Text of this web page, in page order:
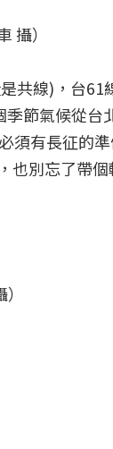
攝）
共線)，台61
節氣候從台
須有長征的
別忘了帶個